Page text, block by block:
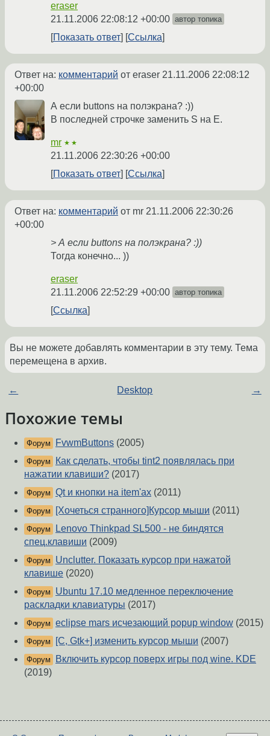
eraser
21.11.2006 22:08:12 +00:00 автор топика
Показать ответ Ссылка
Ответ на: комментарий от eraser 21.11.2006 22:08:12
+00:00
А если buttons на полэкрана? :))
В последней строчке заменить S на E.
mr ★★
21.11.2006 22:30:26 +00:00
Показать ответ
Ссылка
Ответ на: комментарий от mr 21.11.2006 22:30:26
+00:00
> А если buttons на полэкрана? :))
Тогда конечно... ))
eraser
21.11.2006 22:52:29 +00:00 автор топика
Ссылка
Вы не можете добавлять комментарии в эту тему. Тема
перемещена в архив.
← Desktop →
Похожие темы
Форум FvwmButtons (2005)
Форум
Как сделать, чтобы tint2 появлялась при
нажатии клавиши? (2017)
Форум Qt и кнопки на item'ах (2011)
Форум [Хочеться странного]Курсор мыши (2011)
Форум
Lenovo Thinkpad SL500 - не биндятся
спец.клавиши (2009)
Форум
Unclutter. Показать курсор при нажатой
клавише (2020)
Форум
Ubuntu 17.10 медленное переключение
раскладки клавиатуры (2017)
Форум eclipse mars исчезающий popup window (2015)
Форум [C, Gtk+] изменить курсор мыши (2007)
Форум
Включить курсор поверх игры под wine. KDE
(2019)